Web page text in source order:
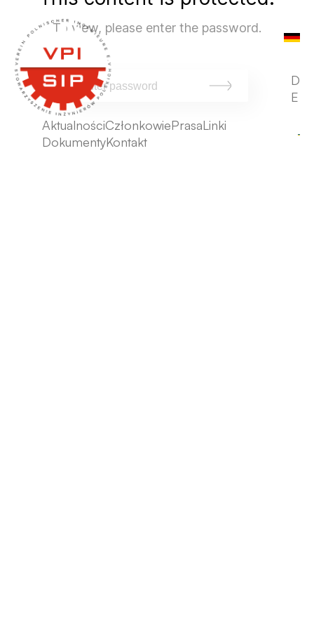
AktualnościCzłonkowiePrasaLinki
DokumentyKontakt
D
E
To view, please enter the password.